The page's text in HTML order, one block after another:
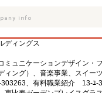
ディングス
ミュニケーションデザイン
ィング）、音楽事業、スイー
、有料職業紹介 13-ﾕ-